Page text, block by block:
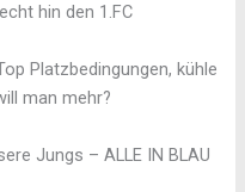
hin den 1.FC
Platzbedingungen, kühle
man mehr?
Jungs – ALLE IN BLAU